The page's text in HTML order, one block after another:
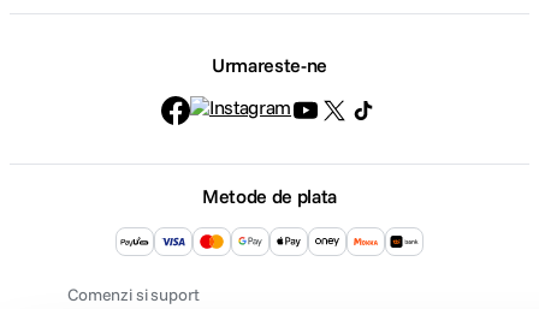
Urmareste-ne
Metode de plata
Comenzi si suport